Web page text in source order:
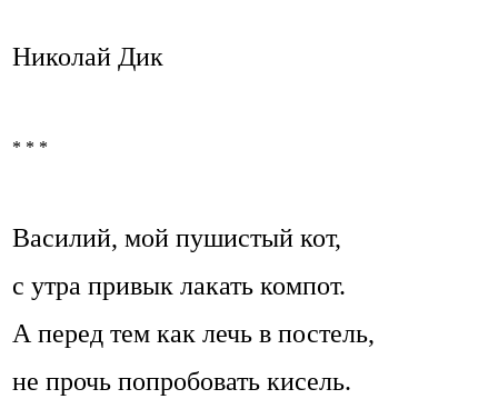
Николай Дик
* * *
Василий, мой пушистый кот,
с утра привык лакать компот.
А перед тем как лечь в постель,
не прочь попробовать кисель.